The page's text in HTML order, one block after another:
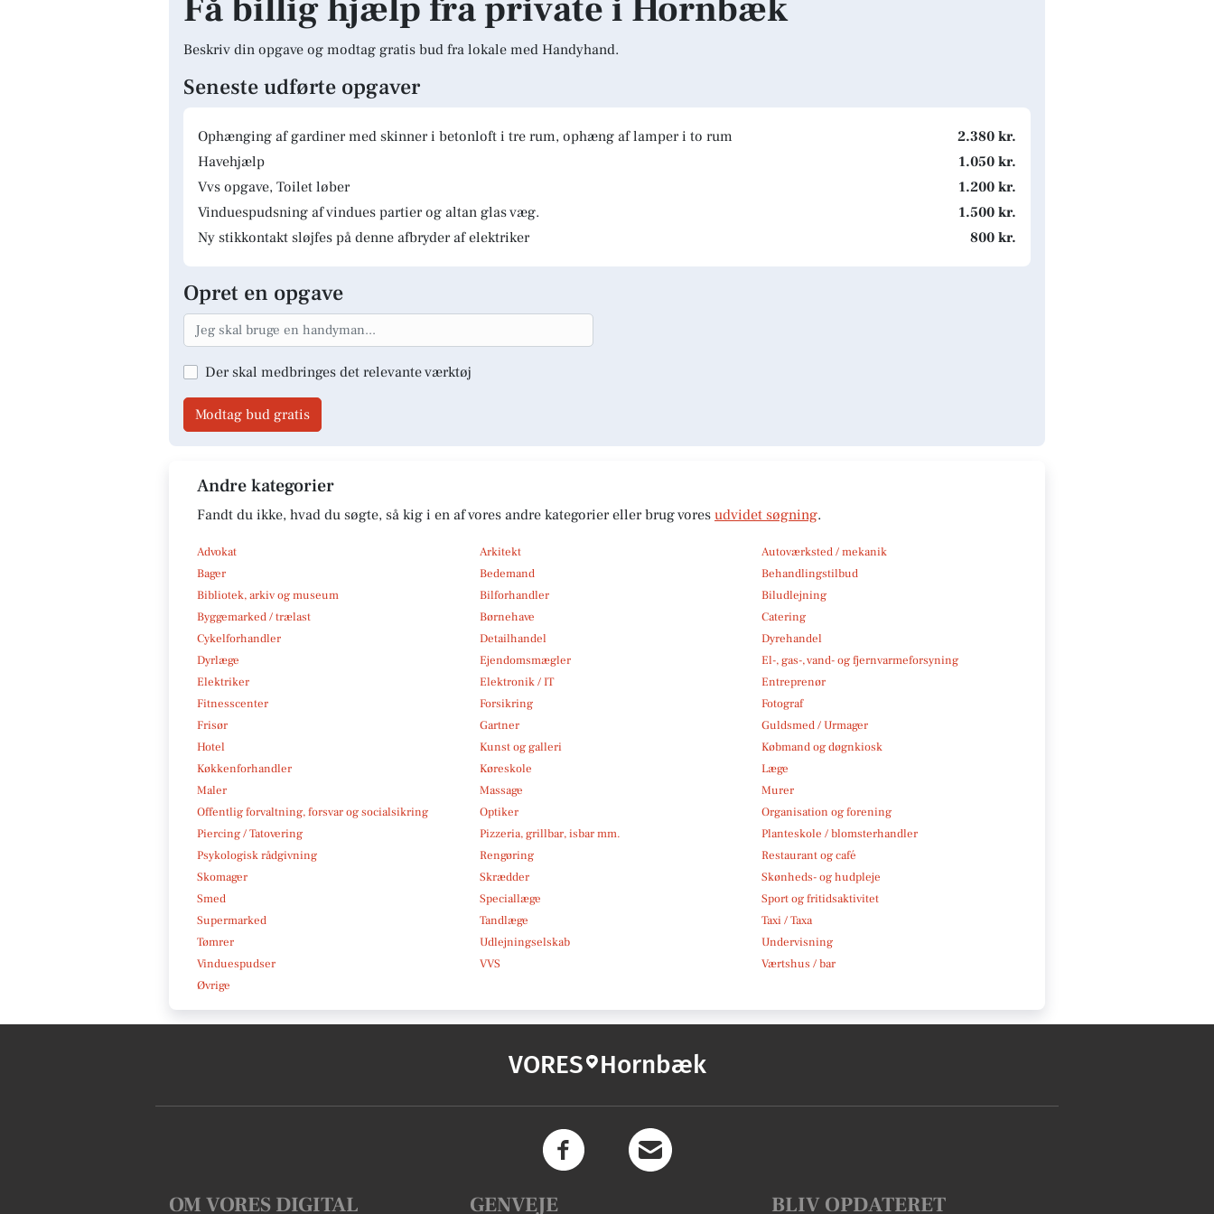
Få billig hjælp fra private i Hornbæk
Beskriv din opgave og modtag gratis bud fra lokale med Handyhand.
Seneste udførte opgaver
Ophænging af gardiner med skinner i betonloft i tre rum, ophæng af lamper i to rum
2.380 kr.
Havehjælp
1.050 kr.
Vvs opgave, Toilet løber
1.200 kr.
Vinduespudsning af vindues partier og altan glas væg.
1.500 kr.
Ny stikkontakt sløjfes på denne afbryder af elektriker
800 kr.
Opret en opgave
Der skal medbringes det relevante værktøj
Modtag bud gratis
Andre kategorier
Fandt du ikke, hvad du søgte, så kig i en af vores andre kategorier eller brug vores udvidet søgning.
Advokat Arkitekt
Autoværksted / mekanik
Bager
Bedemand
Behandlingstilbud
Bibliotek, arkiv og museum
Bilforhandler
Biludlejning
Byggemarked / trælast
Børnehave
Catering
Cykelforhandler
Detailhandel
Dyrehandel
Dyrlæge
Ejendomsmægler
El-, gas-, vand- og fjernvarmeforsyning
Elektriker
Elektronik / IT
Entreprenør
Fitnesscenter
Forsikring
Fotograf
Frisør
Gartner
Guldsmed / Urmager
Hotel
Kunst og galleri
Købmand og døgnkiosk
Køkkenforhandler
Køreskole
Læge
Maler
Massage
Murer
Offentlig forvaltning, forsvar og socialsikring
Optiker
Organisation og forening
Piercing / Tatovering
Pizzeria, grillbar, isbar mm.
Planteskole / blomsterhandler
Psykologisk rådgivning
Rengøring
Restaurant og café
Skomager
Skrædder
Skønheds- og hudpleje
Smed
Speciallæge
Sport og fritidsaktivitet
Supermarked
Tandlæge
Taxi / Taxa
Tømrer
Udlejningselskab
Undervisning
Vinduespudser
VVS
Værtshus / bar
Øvrige
VORES Hornbæk
OM VORES DIGITAL GENVEJE BLIV OPDATERET